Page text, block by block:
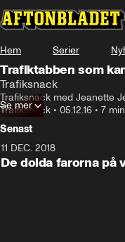
Hem Serier
Trafiktabben som
Trafiksnack
Trafiksnack med Jeanette
Trafiksnack • 05.12.16 • 7 min
Se mer
Senast
11 DEC. 2018
De dolda farorna på